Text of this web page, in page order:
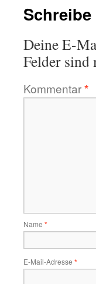
Deine E-
Felder sind
Kommentar*
Name *
E-Mail-Adresse *